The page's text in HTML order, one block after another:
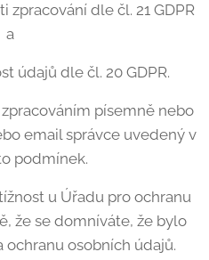
zpracování dle čl. 21 GDPR
a
údajů dle čl. 20 GDPR.
písemně nebo
email správce uvedený v
podmínek.
u Úřadu pro ochranu
že se domníváte, že bylo
ochranu osobních údajů.